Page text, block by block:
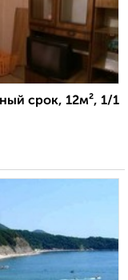
срок, 12м², 1/1